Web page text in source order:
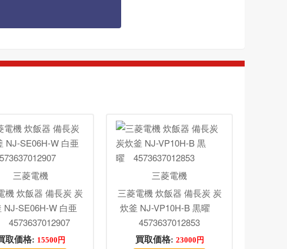
三菱電機
機 炊飯器 備長炭 炭
NJ-SE06H-W 白亜
4573637012907
取価格: 15500円
三菱電機
三菱電機 炊飯器 備長炭 炭
炊釜 NJ-VP10H-B 黒曜
4573637012853
買取価格: 23000円